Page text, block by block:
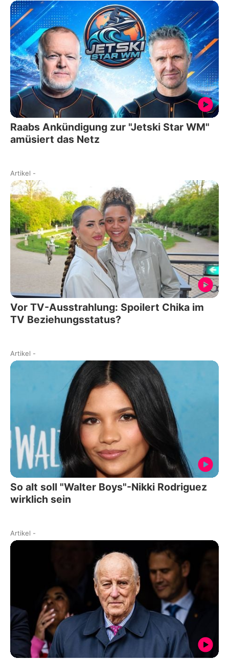
Raabs Ankündigung zur "Jetski Star WM"
amüsiert das Netz
Artikel -
Vor TV-Ausstrahlung: Spoilert Chika im
TV Beziehungsstatus?
Artikel -
So alt soll "Walter Boys"-Nikki Rodriguez
wirklich sein
Artikel -